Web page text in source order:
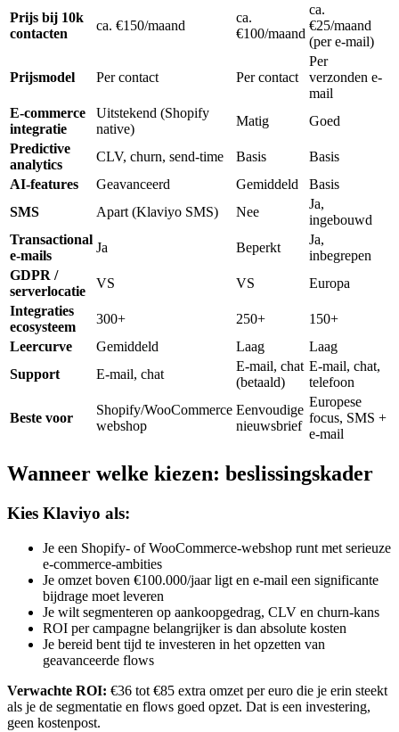
Prijs bij 10k
contacten
ca. €150/maand
ca.
€100/maand
ca.
€25/maand
(per e-mail)
Prijsmodel Per contact Per contact
Per
verzonden e-
mail
E-commerce
integratie
Uitstekend (Shopify
native)
Matig
Goed
Predictive
analytics
CLV, churn, send-time Basis
Basis
AI-features
Geavanceerd Gemiddeld
Basis
SMS
Apart (Klaviyo SMS) Nee
Ja,
ingebouwd
Transactional
e-mails
Ja Beperkt
Ja,
inbegrepen
GDPR /
serverlocatie
VS VS
Europa
Integraties
ecosysteem
300+ 250+
150+
Leercurve
Gemiddeld Laag
Laag
Support
E-mail, chat
E-mail, chat
(betaald)
E-mail, chat,
telefoon
Beste voor
Shopify/WooCommerce
webshop
Eenvoudige
nieuwsbrief
Europese
focus, SMS +
e-mail
Wanneer welke kiezen: beslissingskader
Kies Klaviyo als:
Je een Shopify- of WooCommerce-webshop runt met serieuze
e-commerce-ambities
Je omzet boven €100.000/jaar ligt en e-mail een significante
bijdrage moet leveren
Je wilt segmenteren op aankoopgedrag, CLV en churn-kans
ROI per campagne belangrijker is dan absolute kosten
Je bereid bent tijd te investeren in het opzetten van
geavanceerde flows
Verwachte ROI: €36 tot €85 extra omzet per euro die je erin steekt
als je de segmentatie en flows goed opzet. Dat is een investering,
geen kostenpost.